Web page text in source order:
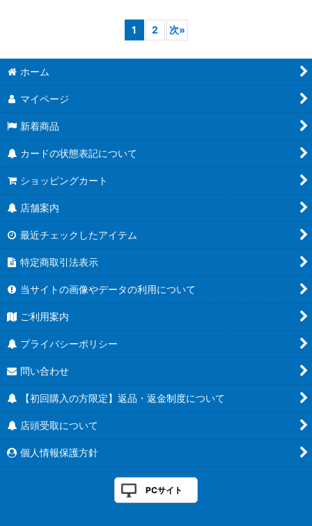
1 2 次»
ホーム
マイページ
新着商品
カードの状態表記について
ショッピングカート
店舗案内
最近チェックしたアイテム
特定商取引法表示
当サイトの画像やデータの利用について
ご利用案内
プライバシーポリシー
問い合わせ
【初回購入の方限定】返品・返金制度について
店頭受取について
個人情報保護方針
PCサイト